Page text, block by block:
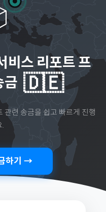
비스 리포트 프
금 🇩🇪
관련 송금을 쉽고 빠르게 진행
.
하기 →